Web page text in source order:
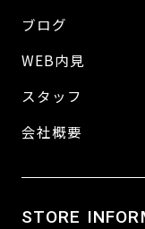
ブログ
WEB内見
スタッフ
会社概要
STORE